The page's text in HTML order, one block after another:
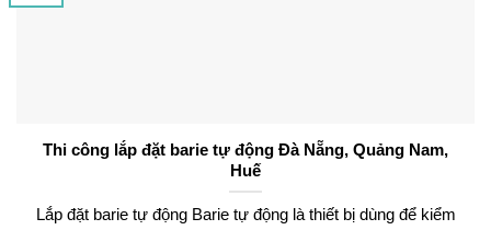
Thi công lắp đặt barie tự động Đà Nẵng, Quảng Nam,
Huế
Lắp đặt barie tự động Barie tự động là thiết bị dùng để kiểm